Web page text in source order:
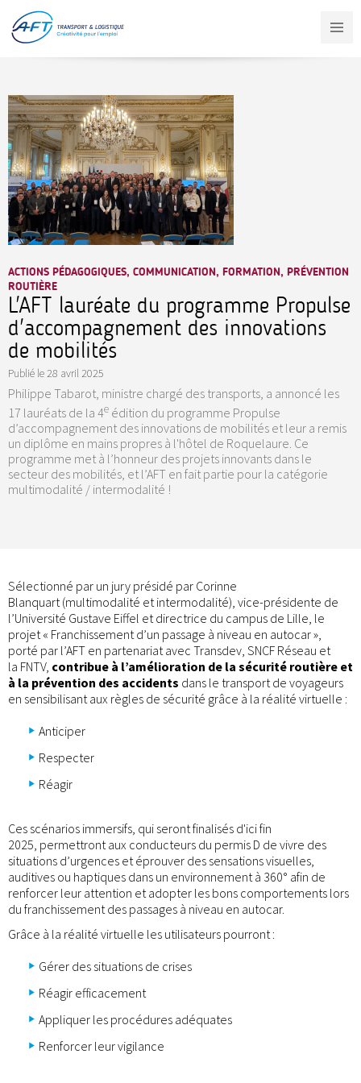
contenu
principal
ACTIONS PÉDAGOGIQUES, COMMUNICATION, FORMATION, PRÉVENTION
ROUTIÈRE
L'AFT lauréate du programme Propulse
d'accompagnement des innovations
de mobilités
Publié le 28 avril 2025
Philippe Tabarot, ministre chargé des transports, a annoncé les
17 lauréats de la 4e édition du programme Propulse
d’accompagnement des innovations de mobilités et leur a remis
un diplôme en mains propres à l'hôtel de Roquelaure. Ce
programme met à l’honneur des projets innovants dans le
secteur des mobilités, et l’AFT en fait partie pour la catégorie
multimodalité / intermodalité !
Sélectionné par un jury présidé par Corinne
Blanquart (multimodalité et intermodalité), vice-présidente de
l’Université Gustave Eiffel et directrice du campus de Lille, le
projet « Franchissement d’un passage à niveau en autocar »,
porté par l’AFT en partenariat avec Transdev, SNCF Réseau et
la FNTV, contribue à l’amélioration de la sécurité routière et
à la prévention des accidents dans le transport de voyageurs
en sensibilisant aux règles de sécurité grâce à la réalité virtuelle :
Anticiper
Respecter
Réagir
Ces scénarios immersifs, qui seront finalisés d'ici fin
2025, permettront aux conducteurs du permis D de vivre des
situations d’urgences et éprouver des sensations visuelles,
auditives ou haptiques dans un environnement à 360° afin de
renforcer leur attention et adopter les bons comportements lors
du franchissement des passages à niveau en autocar.
Grâce à la réalité virtuelle les utilisateurs pourront :
Gérer des situations de crises
Réagir efficacement
Appliquer les procédures adéquates
Renforcer leur vigilance